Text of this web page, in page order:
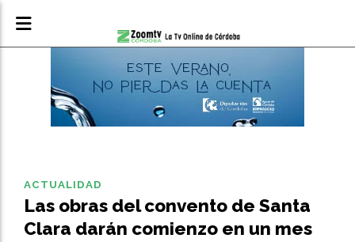
Las obras del convento de Santa
Clara darán comienzo en un mes
ACTUALIDAD